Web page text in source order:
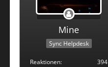
Mine
Sync Helpdesk
Reaktionen
394